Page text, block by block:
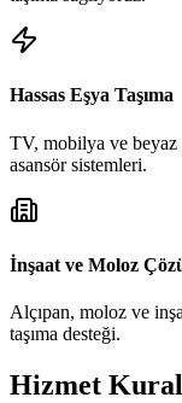
Hassas Eşya Taşıma
TV, mobilya ve beyaz
asansör sistemleri.
İnşaat ve Moloz
Alçıpan, moloz ve
taşıma desteği.
Hizmet